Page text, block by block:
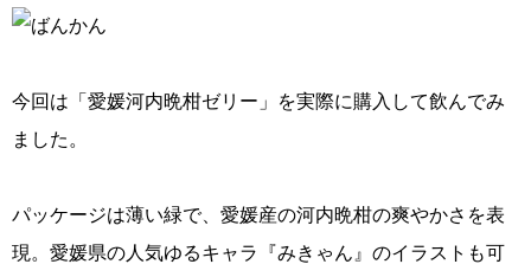
今回は「愛媛河内晩柑ゼリー」を実際に購入して飲んでみ
ました。
パッケージは薄い緑で、愛媛産の河内晩柑の爽やかさを表
現。愛媛県の人気ゆるキャラ『みきゃん』のイラストも可